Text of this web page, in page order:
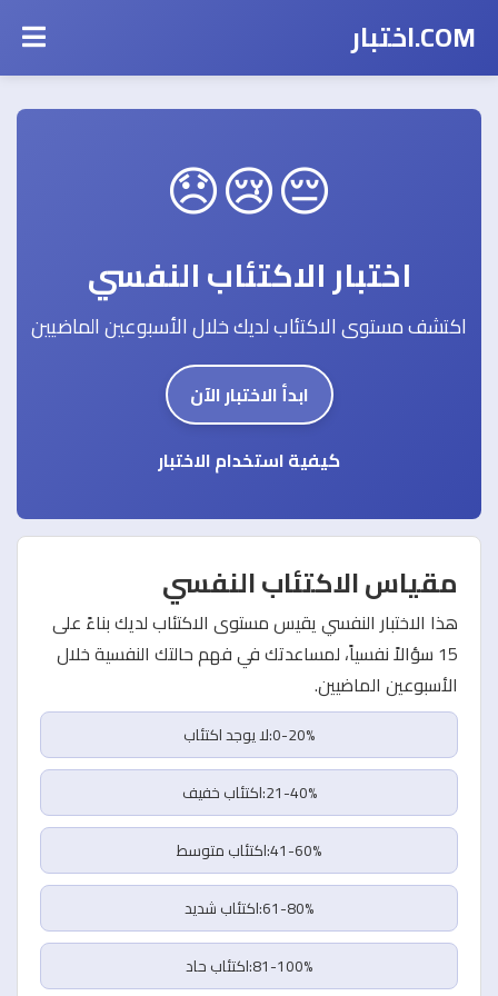
COM.اختبار
😔😢😞
اختبار الاكتئاب النفسي
اكتشف مستوى الاكتئاب لديك خلال الأسبوعين الماضيين
ابدأ الاختبار الآن
كيفية استخدام الاختبار
مقياس الاكتئاب النفسي
هذا الاختبار النفسي يقيس مستوى الاكتئاب لديك بناءً على
15 سؤالاً نفسياً، لمساعدتك في فهم حالتك النفسية خلال
الأسبوعين الماضيين.
0-20%:لا يوجد اكتئاب
21-40%:اكتئاب خفيف
41-60%:اكتئاب متوسط
61-80%:اكتئاب شديد
81-100%:اكتئاب حاد